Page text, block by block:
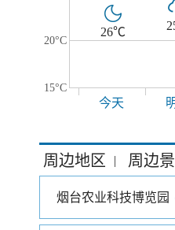
20°C
15°C
26℃
今天
周边地区 | 周边
烟台农业科技博览园